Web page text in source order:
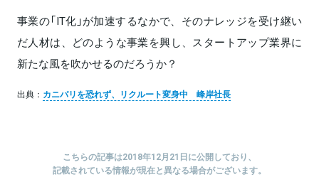
事業の「IT化」が加速するなかで、そのナレッジを受け継い
だ人材は、どのような事業を興し、スタートアップ業界に
新たな風を吹かせるのだろうか？
出典： カニバリを恐れず、リクルート変身中 峰岸社長
こちらの記事は2018年12月21日に公開しており、
記載されている情報が現在と異なる場合がございます。